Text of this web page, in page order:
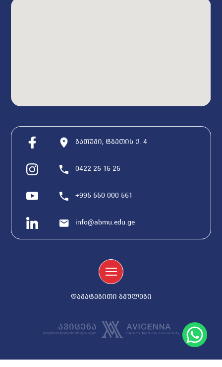
ბათუმი, ტბეთის ქ. 4
0422 25 15 25
+995 550 000 561
info@abmu.edu.ge
დამატებითი ბმულები